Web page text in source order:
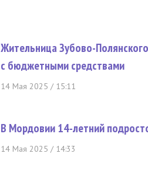
Жительница Зубово-
с бюджетными средствами
14 Мая 2025 / 15:11
В Мордовии 14-летний
14 Мая 2025 / 14:33